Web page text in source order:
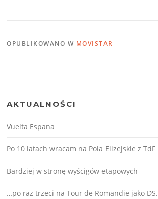
OPUBLIKOWANO W MOVISTAR
AKTUALNOŚCI
Vuelta Espana
Po 10 latach wracam na Pola Elizejskie z TdF
Bardziej w stronę wyścigów etapowych
…po raz trzeci na Tour de Romandie jako DS.